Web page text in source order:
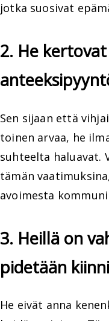
jotka suosivat
2. He
Sen sijaan että
toinen arvaa, he
suhteelta haluavat.
tämän
avoimesta
3. Heillä on
pidetään kiinni
He eivät anna